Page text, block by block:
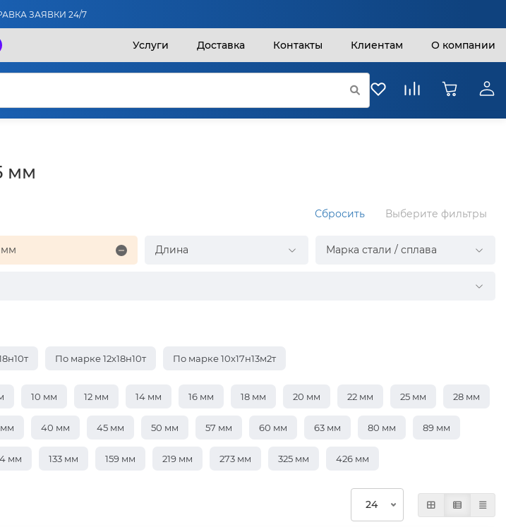
ЗАЯВКИ 24/7
Услуги Доставка Контакты Клиентам О компании
мм
Сбросить Выберите фильтры
мм Длина Марка стали / сплава
По марке 12х18н10т По марке 10х17н13м2т
10 мм 12 мм 14 мм 16 мм 18 мм 20 мм 22 мм 25 мм 28 мм
мм 40 мм 45 мм 50 мм 57 мм 60 мм 63 мм 80 мм 89 мм
мм 133 мм 159 мм 219 мм 273 мм 325 мм 426 мм